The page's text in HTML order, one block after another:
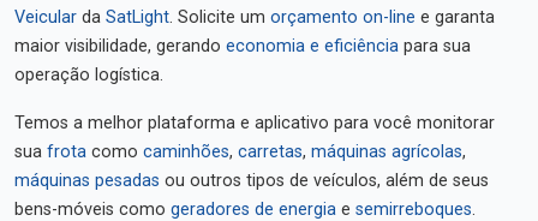
Veicular da SatLight. Solicite um orçamento on-line e garanta
maior visibilidade, gerando economia e eficiência para sua
operação logística.
Temos a melhor plataforma e aplicativo para você monitorar
sua frota como caminhões, carretas, máquinas agrícolas,
máquinas pesadas ou outros tipos de veículos, além de seus
bens-móveis como geradores de energia e semirreboques.